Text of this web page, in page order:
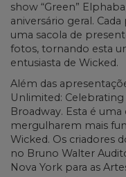
show “Green”
aniversário geral.
uma sacola de
fotos, tornando esta
entusiasta de Wicked.
Além das
Unlimited:
Broadway. Esta é
mergulharem mais
Wicked. Os criadores
no Bruno Walter
Nova York para as